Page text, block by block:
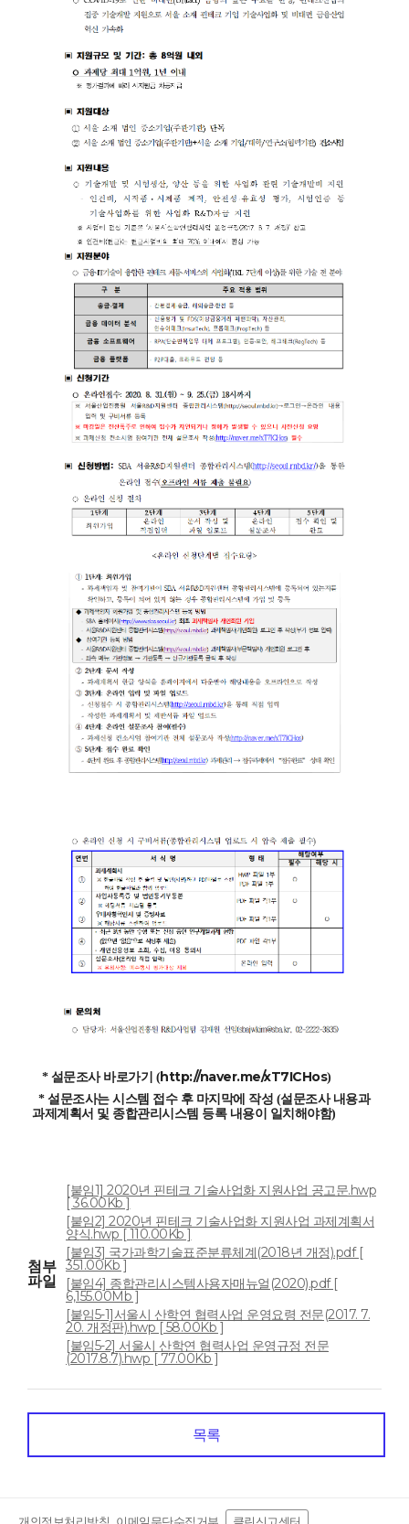
* 설문조사바로가기 (http://naver.me/xT7ICHos)
* 설문조사는 시스템 접수 후 마지막에 작성 (설문조사 내용과
과제계획서 및 종합관리시스템 등록 내용이 일치해야함)
첨부
파일
[붙임1] 2020년 핀테크 기술사업화 지원사업 공고문.hwp
[ 36.00Kb ]
[붙임2] 2020년 핀테크 기술사업화 지원사업 과제계획서
양식.hwp [ 110.00Kb ]
[붙임3] 국가과학기술표준분류체계(2018년 개정).pdf [
351.00Kb ]
[붙임4] 종합관리시스템사용자매뉴얼(2020).pdf [
6,155.00Mb ]
[붙임5-1]서울시 산학연 협력사업 운영요령 전문(2017. 7.
20. 개정판).hwp [ 58.00Kb ]
[붙임5-2] 서울시 산학연 협력사업 운영규정 전문
(2017.8.7).hwp [ 77.00Kb ]
목록